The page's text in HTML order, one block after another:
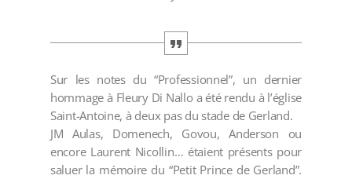
Sur les notes du “Professionnel”, un dernier
hommage à Fleury Di Nallo a été rendu à l’église
Saint-Antoine, à deux pas du stade de Gerland.
JM Aulas, Domenech, Govou, Anderson ou
encore Laurent Nicollin… étaient présents pour
saluer la mémoire du “Petit Prince de Gerland”.